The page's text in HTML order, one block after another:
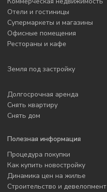
Отели и гостиницы
Супермаркеты и магазины
Офисные помещения
Рестораны и кафе
Земля под застройку
Долгосрочная аренда
Снять квартиру
Снять дом
Полезная информация
Процедура покупки
Как купить новостройку
Динамика цен на жилье
Строительство и девелопмент